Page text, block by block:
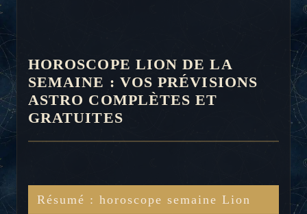
HOROSCOPE LION DE LA
SEMAINE : VOS PRÉVISIONS
ASTRO COMPLÈTES ET
GRATUITES
Résumé : horoscope semaine Lion